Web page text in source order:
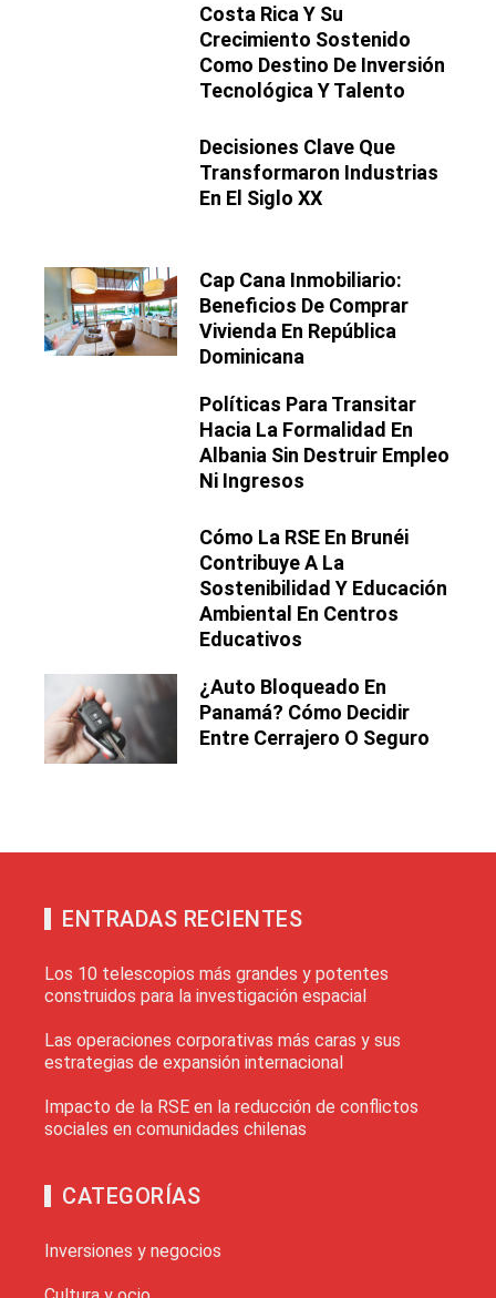
Costa Rica Y Su
Crecimiento Sostenido
Como Destino De Inversión
Tecnológica Y Talento
Decisiones Clave Que
Transformaron Industrias
En El Siglo XX
Cap Cana Inmobiliario:
Beneficios De Comprar
Vivienda En República
Dominicana
Políticas Para Transitar
Hacia La Formalidad En
Albania Sin Destruir Empleo
Ni Ingresos
Cómo La RSE En Brunéi
Contribuye A La
Sostenibilidad Y Educación
Ambiental En Centros
Educativos
¿Auto Bloqueado En
Panamá? Cómo Decidir
Entre Cerrajero O Seguro
ENTRADAS RECIENTES
Los 10 telescopios más grandes y potentes
construidos para la investigación espacial
Las operaciones corporativas más caras y sus
estrategias de expansión internacional
Impacto de la RSE en la reducción de conflictos
sociales en comunidades chilenas
CATEGORÍAS
Inversiones y negocios